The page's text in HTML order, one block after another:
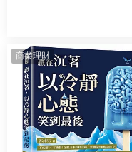
商業理財